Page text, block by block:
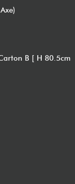
B [ H 80.5cm